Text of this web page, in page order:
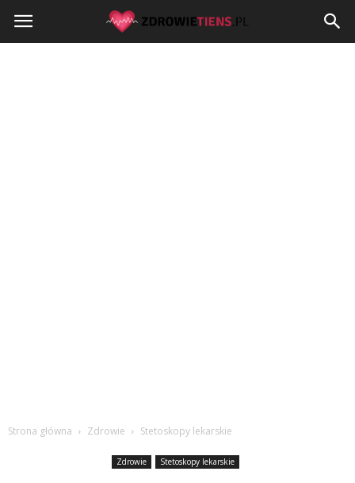
Zdrowietiens.pl
Strona główna Zdrowie Stetoskopy lekarskie
Zdrowie Stetoskopy lekarskie